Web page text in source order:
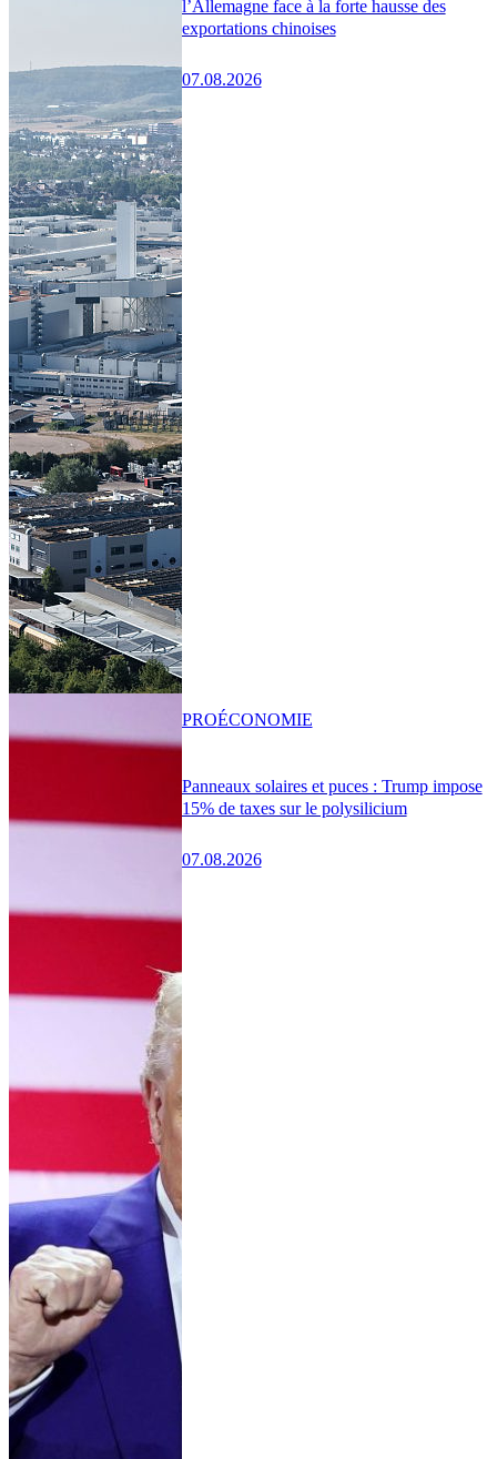
l’Allemagne face à la forte hausse des
exportations chinoises
07.08.2026
Panneaux solaires et puces : Trump impose
15% de taxes sur le polysilicium
07.08.2026
PROÉCONOMIE